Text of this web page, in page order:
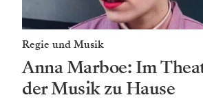
Regie und Musik
Anna Marboe: Im
der Musik zu Hause